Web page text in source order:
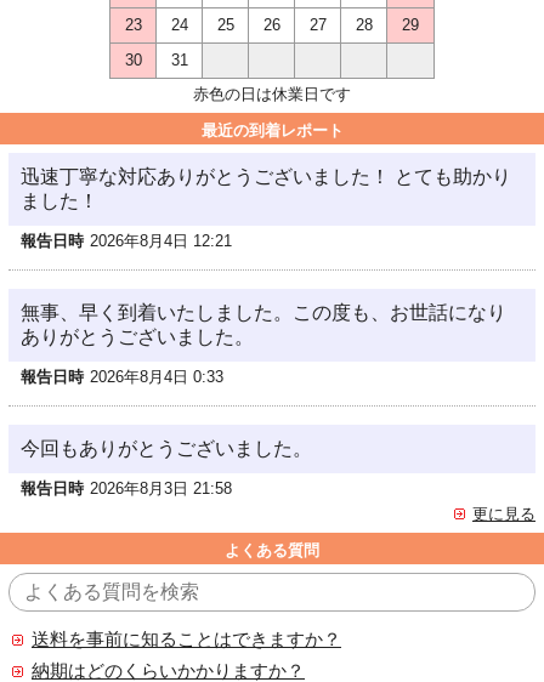
23
24 25 26 27 28
29
30
31
赤色の日は休業日です
最近の到着レポート
迅速丁寧な対応ありがとうございました！ とても助かり
ました！
報告日時 2026年8月4日 12:21
無事、早く到着いたしました。この度も、お世話になり
ありがとうございました。
報告日時 2026年8月4日 0:33
今回もありがとうございました。
報告日時 2026年8月3日 21:58
更に見る
よくある質問
送料を事前に知ることはできますか？
納期はどのくらいかかりますか？